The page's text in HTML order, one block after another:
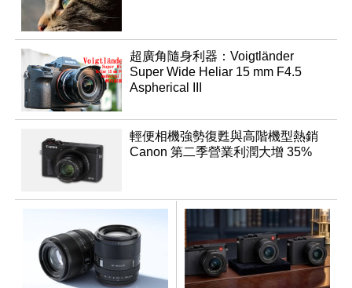
超廣角隨身利器：Voigtländer
Super Wide Heliar 15 mm F4.5
Aspherical III
輕便相機強勢復甦與高階機型熱銷
Canon 第二季營業利潤大增 35%